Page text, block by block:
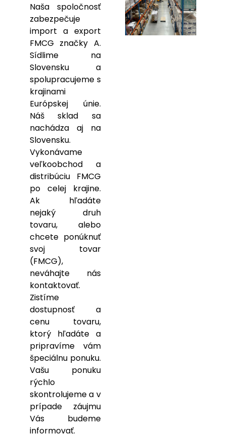
Naša spoločnosť
zabezpečuje
import a export
FMCG značky A.
Sídlime na
Slovensku a
spolupracujeme s
krajinami
Európskej únie.
Náš sklad sa
nachádza aj na
Slovensku.
Vykonávame
veľkoobchod a
distribúciu FMCG
po celej krajine.
Ak hľadáte
nejaký druh
tovaru, alebo
chcete ponúknuť
svoj tovar
(FMCG),
neváhajte nás
kontaktovať.
Zistíme
dostupnosť a
cenu tovaru,
ktorý hľadáte a
pripravíme vám
špeciálnu ponuku.
Vašu ponuku
rýchlo
skontrolujeme a v
prípade záujmu
Vás budeme
informovať.